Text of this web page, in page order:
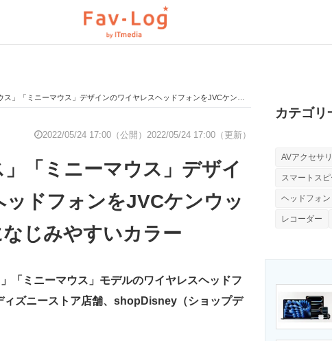
す スマホと通信の最新トレンド 進化するPCとデバイスの未来
る 企業ITのトレンドを詳説 経営リーダーのコミュニティ
イト IT製品の技術・比較・事例
サイト 電子設計の基本と応用 エネルギーの専門メディア
ミニーマウス」デザインのワイヤレスヘッドフォンをJVCケンウッドが発売 服装になじみやすいカラー
2022/05/24 17:00（公開） 2022/05/24 17:00（更新）
」「ミニーマウス」デザイ
ドフォンをJVCケンウッ
じみやすいカラー
「ミニーマウス」モデルのワイヤレスヘッドフ
ィズニーストア店舗、shopDisney（ショップデ
カテゴリ
AVアクセサ
スマートス
ヘッドフォ
レコーダー